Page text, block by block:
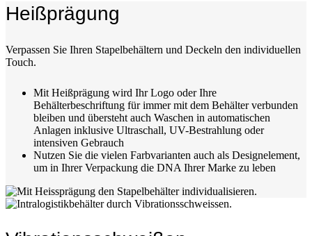
Heißprägung
Verpassen Sie Ihren Stapelbehältern und Deckeln den individuellen
Touch.
Mit Heißprägung wird Ihr Logo oder Ihre
Behälterbeschriftung für immer mit dem Behälter verbunden
bleiben und übersteht auch Waschen in automatischen
Anlagen inklusive Ultraschall, UV-Bestrahlung oder
intensiven Gebrauch
Nutzen Sie die vielen Farbvarianten auch als Designelement,
um in Ihrer Verpackung die DNA Ihrer Marke zu leben